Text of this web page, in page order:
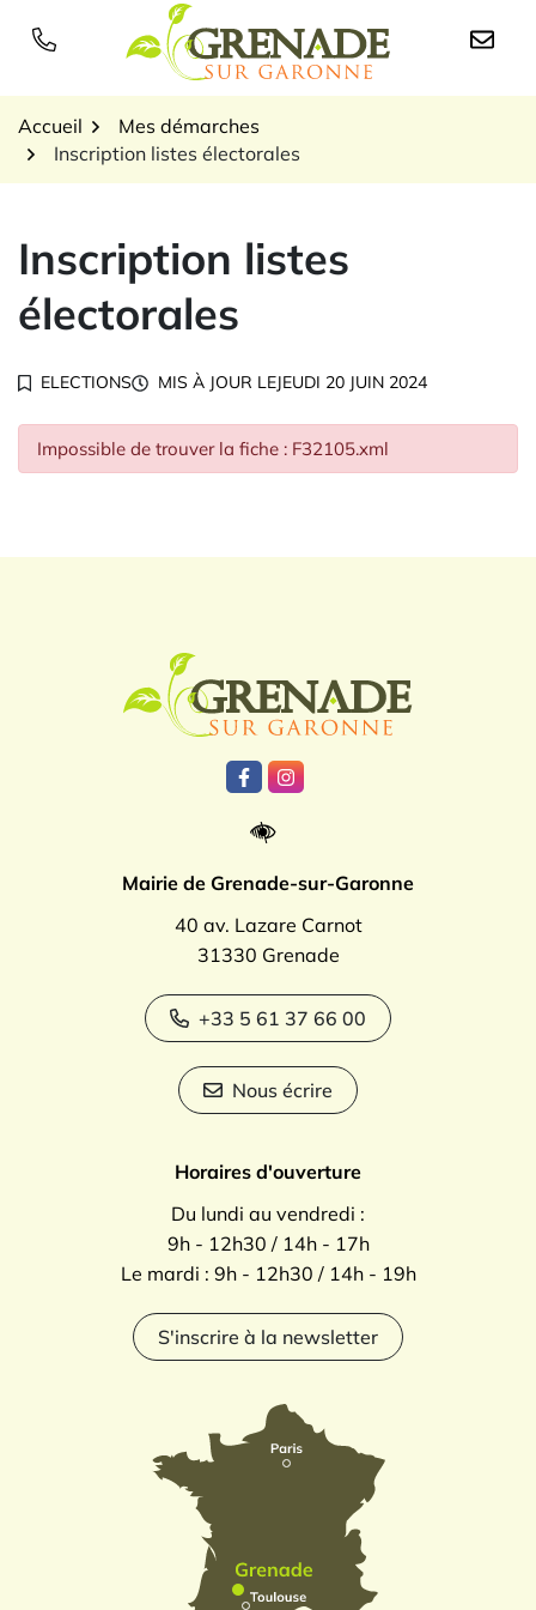
Logo Grenade sur
Accueil
Mes démarches
Inscription listes électorales
Inscription listes
électorales
ELECTIONS MIS À JOUR LEJEUDI 20 JUIN 2024
Impossible de trouver la fiche : F32105.xml
Lien vers le compte Facebook
Lien vers le compte
Mairie de Grenade-sur-Garonne
40 av. Lazare Carnot
31330 Grenade
+33 5 61 37 66 00
Nous écrire
Horaires d'ouverture
Du lundi au vendredi :
9h - 12h30 / 14h - 17h
Le mardi : 9h - 12h30 / 14h - 19h
S'inscrire à la newsletter